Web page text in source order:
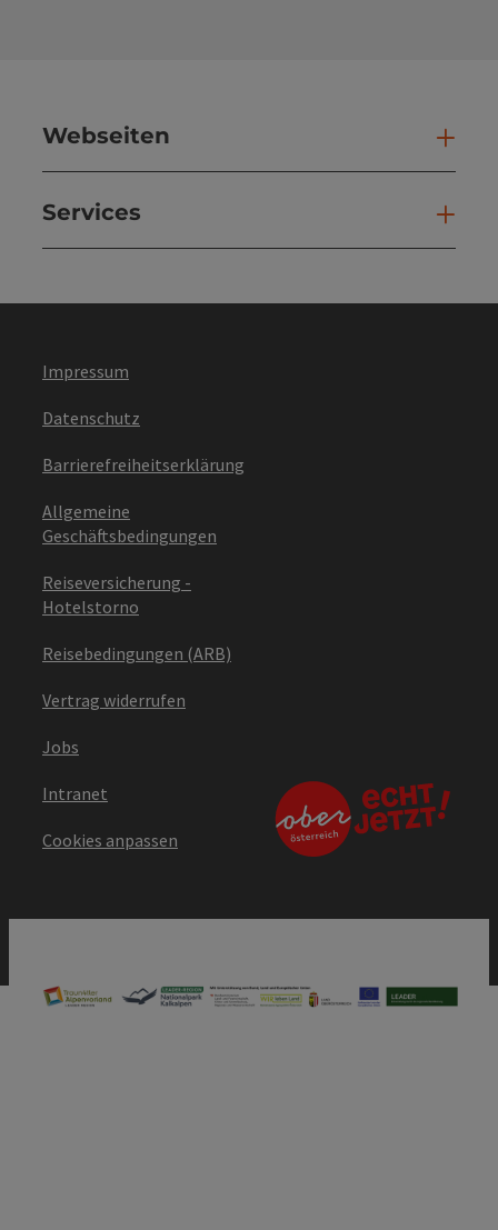
Webseiten
Services
Impressum
Datenschutz
Barrierefreiheitserklärung
Allgemeine
Geschäftsbedingungen
Reiseversicherung -
Hotelstorno
Reisebedingungen (ARB)
Vertrag widerrufen
Jobs
Intranet
Cookies anpassen